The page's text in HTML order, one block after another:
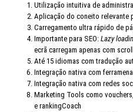
Utilização intuitiva de
Aplicação do coneito relevante
Carregamento ultra rápido de
Importante para SEO: Lazy
ecrã carregam apenas com
Até 15 idiomas com tradução
Integração nativa com
Integração nativa com redes
Marketing Tools como
e rankingCoach